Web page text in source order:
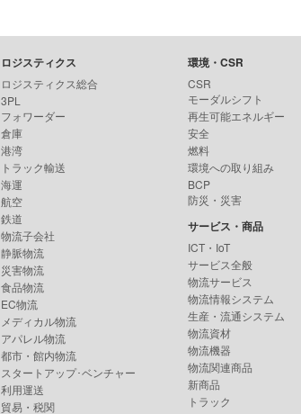
ロジスティクス
ロジスティクス総合
3PL
フォワーダー
倉庫
港湾
トラック輸送
海運
航空
鉄道
物流子会社
静脈物流
災害物流
食品物流
EC物流
メディカル物流
アパレル物流
都市・館内物流
スタートアップ･ベンチャー
利用運送
貿易・税関
環境・CSR
CSR
モーダルシフト
再生可能エネルギー
安全
燃料
環境への取り組み
BCP
防災・災害
サービス・商品
ICT・IoT
サービス全般
物流サービス
物流情報システム
生産・流通システム
物流資材
物流機器
物流関連商品
新商品
トラック